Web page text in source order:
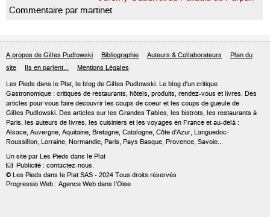
Commentaire par martinet
A propos de Gilles Pudlowski Bibliographie Auteurs & Collaborateurs
Plan du
site
Ils en parlent... Mentions Légales
Les Pieds dans le Plat, le blog de Gilles Pudlowski. Le blog d'un critique
Gastronomique : critiques de restaurants, hôtels, produits, rendez-vous et livres. Des
articles pour vous faire découvrir les coups de coeur et les coups de gueule de
Gilles Pudlowski. Des articles sur les Grandes Tables, les bistrots, les restaurants à
Paris, les auteurs de livres, les cuisiniers et les voyages en France et au-delà :
Alsace, Auvergne, Aquitaine, Bretagne, Catalogne, Côte d'Azur, Languedoc-
Roussillon, Lorraine, Normandie, Paris, Pays Basque, Provence, Savoie...
Un site par Les Pieds dans le Plat
 Publicité : contactez-nous.
© Les Pieds dans le Plat SAS - 2024 Tous droits réservés
Progressio Web : Agence Web dans l'Oise